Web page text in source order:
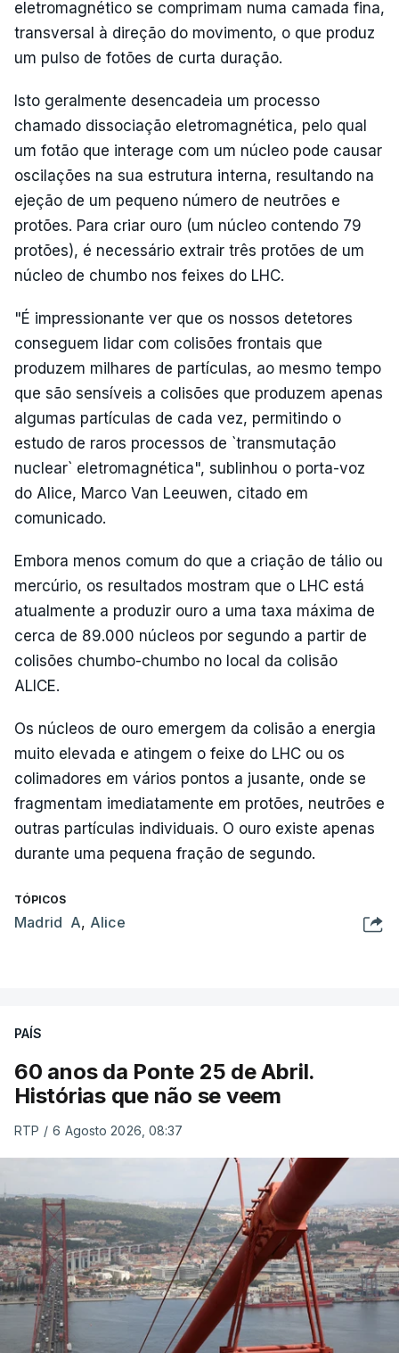
eletromagnético se comprimam numa camada fina,
transversal à direção do movimento, o que produz
um pulso de fotões de curta duração.
Isto geralmente desencadeia um processo
chamado dissociação eletromagnética, pelo qual
um fotão que interage com um núcleo pode causar
oscilações na sua estrutura interna, resultando na
ejeção de um pequeno número de neutrões e
protões. Para criar ouro (um núcleo contendo 79
protões), é necessário extrair três protões de um
núcleo de chumbo nos feixes do LHC.
"É impressionante ver que os nossos detetores
conseguem lidar com colisões frontais que
produzem milhares de partículas, ao mesmo tempo
que são sensíveis a colisões que produzem apenas
algumas partículas de cada vez, permitindo o
estudo de raros processos de `transmutação
nuclear` eletromagnética", sublinhou o porta-voz
do Alice, Marco Van Leeuwen, citado em
comunicado.
Embora menos comum do que a criação de tálio ou
mercúrio, os resultados mostram que o LHC está
atualmente a produzir ouro a uma taxa máxima de
cerca de 89.000 núcleos por segundo a partir de
colisões chumbo-chumbo no local da colisão
ALICE.
Os núcleos de ouro emergem da colisão a energia
muito elevada e atingem o feixe do LHC ou os
colimadores em vários pontos a jusante, onde se
fragmentam imediatamente em protões, neutrões e
outras partículas individuais. O ouro existe apenas
durante uma pequena fração de segundo.
TÓPICOS
Madrid A, Alice
PAÍS
60 anos da Ponte 25 de Abril.
Histórias que não se veem
RTP / 6 Agosto 2026, 08:37